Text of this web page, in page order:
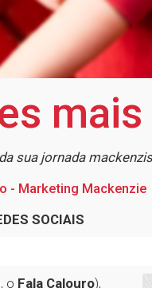
sua jornada
- Marketing Mackenzie
SOCIAIS
o Fala Calouro),